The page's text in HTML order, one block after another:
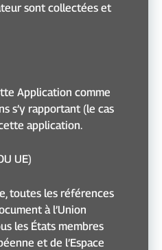
sont collectées et
Application comme
s’y rapportant (le cas
application.
UE)
toutes les références
à l’Union
les États membres
et de l’Espace